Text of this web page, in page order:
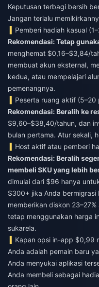
Keputusan terbagi bersih
Jangan terlalu
Pemberi hadiah kasual
Rekomendasi: Tetap
menghemat $0,16–$3,84/
membuat akun eksternal,
kedua, atau mempelajari
pemenangnya.
Peserta ruang aktif (5–20
Rekomendasi: Beralih ke
$9,60–$38,40/tahun, dan
bulan pertama. Atur sekali,
Host aktif atau pemberi
Rekomendasi: Beralih
membeli SKU yang lebih
dimulai dari $96 hanya
$300+ jika Anda
memberikan diskon
tetap menggunakan harga
sukarela.
Kapan opsi in-app $0,99
Anda adalah pemain baru
Anda menyukai aplikasi
Anda membeli sebagai